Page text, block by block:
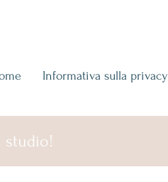
Informativa sulla privacy
studio!